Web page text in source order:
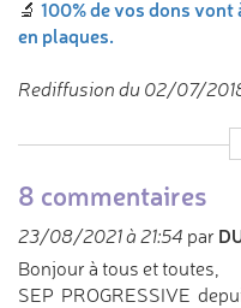
🔬 100% de vos dons
en plaques.
Rediffusion du 02/07/
8 commentaires
23/08/2021 à 21:54 par
Bonjour à tous et toutes,
SEP PROGRESSIVE